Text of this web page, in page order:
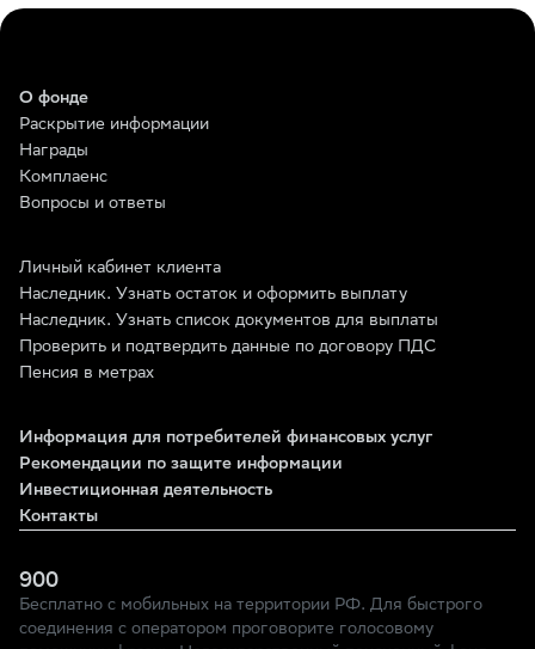
О фонде
Раскрытие информации
Награды
Комплаенс
Вопросы и ответы
Личный кабинет клиента
Наследник. Узнать остаток и оформить выплату
Наследник. Узнать список документов для выплаты
Проверить и подтвердить данные по договору ПДС
Пенсия в метрах
Информация для потребителей финансовых услуг
Рекомендации по защите информации
Инвестиционная деятельность
Контакты
900
Бесплатно с мобильных на территории РФ. Для быстрого
соединения с оператором проговорите голосовому